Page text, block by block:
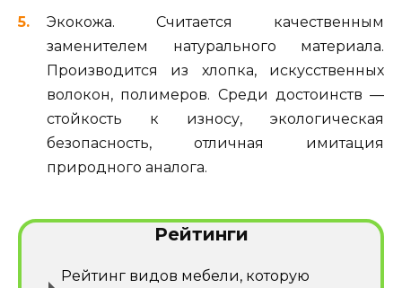
Экокожа. Считается качественным
заменителем натурального материала.
Производится из хлопка, искусственных
волокон, полимеров. Среди достоинств —
стойкость к износу, экологическая
безопасность, отличная имитация
природного аналога.
Рейтинги
Рейтинг видов мебели, которую